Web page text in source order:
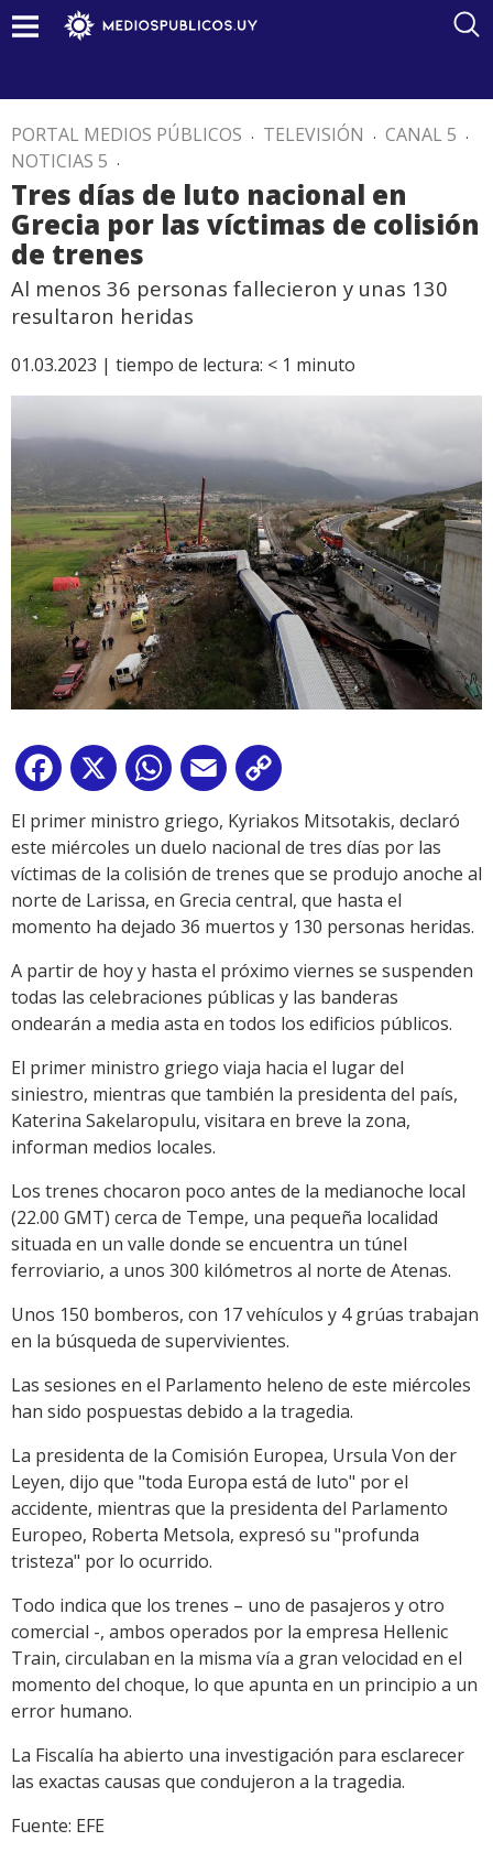
PORTAL MEDIOS PÚBLICOS . TELEVISIÓN . CANAL 5 .
NOTICIAS 5 .
Tres días de luto nacional en
Grecia por las víctimas de colisión
de trenes
Al menos 36 personas fallecieron y unas 130
resultaron heridas
01.03.2023 | tiempo de lectura: < 1 minuto
Facebook
X WhatsApp
Email
Link
El primer ministro griego, Kyriakos Mitsotakis, declaró
este miércoles un duelo nacional de tres días por las
víctimas de la colisión de trenes que se produjo anoche al
norte de Larissa, en Grecia central, que hasta el
momento ha dejado 36 muertos y 130 personas heridas.
A partir de hoy y hasta el próximo viernes se suspenden
todas las celebraciones públicas y las banderas
ondearán a media asta en todos los edificios públicos.
El primer ministro griego viaja hacia el lugar del
siniestro, mientras que también la presidenta del país,
Katerina Sakelaropulu, visitara en breve la zona,
informan medios locales.
Los trenes chocaron poco antes de la medianoche local
(22.00 GMT) cerca de Tempe, una pequeña localidad
situada en un valle donde se encuentra un túnel
ferroviario, a unos 300 kilómetros al norte de Atenas.
Unos 150 bomberos, con 17 vehículos y 4 grúas trabajan
en la búsqueda de supervivientes.
Las sesiones en el Parlamento heleno de este miércoles
han sido pospuestas debido a la tragedia.
La presidenta de la Comisión Europea, Ursula Von der
Leyen, dijo que "toda Europa está de luto" por el
accidente, mientras que la presidenta del Parlamento
Europeo, Roberta Metsola, expresó su "profunda
tristeza" por lo ocurrido.
Todo indica que los trenes – uno de pasajeros y otro
comercial -, ambos operados por la empresa Hellenic
Train, circulaban en la misma vía a gran velocidad en el
momento del choque, lo que apunta en un principio a un
error humano.
La Fiscalía ha abierto una investigación para esclarecer
las exactas causas que condujeron a la tragedia.
Fuente: EFE